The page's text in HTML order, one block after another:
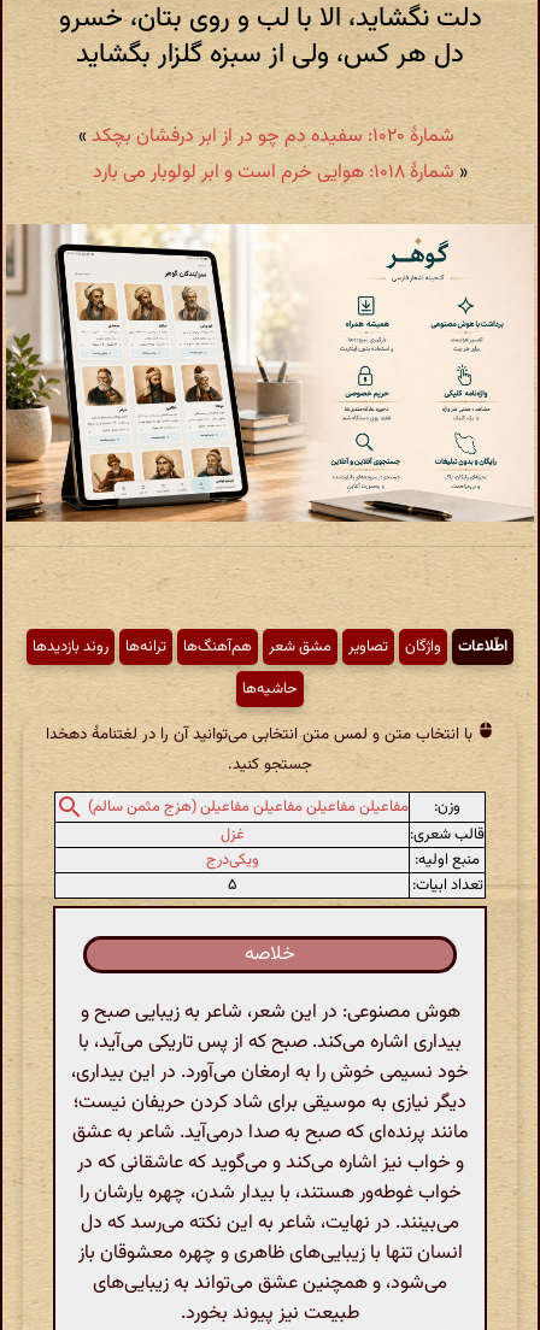
دلت نگشاید، الا با لب و روی بتان، خسرو
دل هر کس، ولی از سبزه گلزار بگشاید
شمارهٔ ۱۰۲۰: سفیده دم چو در از ابر درفشان بچکد
»
«شمارهٔ ۱۰۱۸: هوایی خرم است و ابر لولوبار می بارد
اطّلاعات واژگان تصاویر مشق شعر هم‌آهنگ‌ها ترانه‌ها
روند بازدیدها
حاشیه‌ها
با انتخاب متن و لمس متن انتخابی می‌توانید آن را در لغتنامهٔ دهخدا
جستجو کنید.
وزن:
مفاعیلن مفاعیلن مفاعیلن مفاعیلن (هزج مثمن سالم)
قالب شعری:
غزل
منبع اولیه:
ویکی‌درج
تعداد ابیات:
۵
خلاصه
هوش مصنوعی: در این شعر، شاعر به زیبایی صبح و
بیداری اشاره می‌کند. صبح که از پس تاریکی می‌آید، با
خود نسیمی خوش را به ارمغان می‌آورد. در این بیداری،
دیگر نیازی به موسیقی برای شاد کردن حریفان نیست؛
مانند پرنده‌ای که صبح به صدا درمی‌آید. شاعر به عشق
و خواب نیز اشاره می‌کند و می‌گوید که عاشقانی که در
خواب غوطه‌ور هستند، با بیدار شدن، چهره یارشان را
می‌بینند. در نهایت، شاعر به این نکته می‌رسد که دل
انسان تنها با زیبایی‌های ظاهری و چهره معشوقان باز
می‌شود، و همچنین عشق می‌تواند به زیبایی‌های
طبیعت نیز پیوند بخورد.